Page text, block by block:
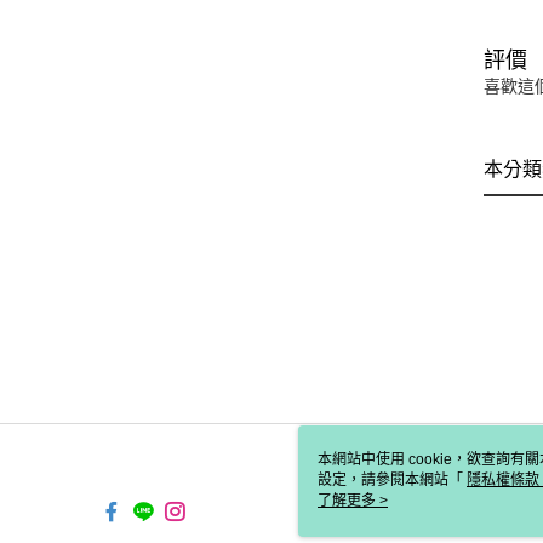
評價
喜歡這
本分
本網站中使用 cookie，欲查詢有
設定，請參閱本網站「 隱私權條款
使用 cookie。
了解更多 >